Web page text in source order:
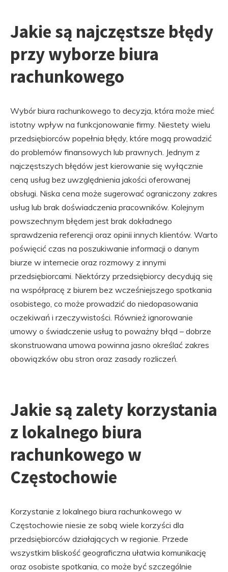
Jakie są najczęstsze błędy
przy wyborze biura
rachunkowego
Wybór biura rachunkowego to decyzja, która może mieć
istotny wpływ na funkcjonowanie firmy. Niestety wielu
przedsiębiorców popełnia błędy, które mogą prowadzić
do problemów finansowych lub prawnych. Jednym z
najczęstszych błędów jest kierowanie się wyłącznie
ceną usług bez uwzględnienia jakości oferowanej
obsługi. Niska cena może sugerować ograniczony zakres
usług lub brak doświadczenia pracowników. Kolejnym
powszechnym błędem jest brak dokładnego
sprawdzenia referencji oraz opinii innych klientów. Warto
poświęcić czas na poszukiwanie informacji o danym
biurze w internecie oraz rozmowy z innymi
przedsiębiorcami. Niektórzy przedsiębiorcy decydują się
na współpracę z biurem bez wcześniejszego spotkania
osobistego, co może prowadzić do niedopasowania
oczekiwań i rzeczywistości. Również ignorowanie
umowy o świadczenie usług to poważny błąd – dobrze
skonstruowana umowa powinna jasno określać zakres
obowiązków obu stron oraz zasady rozliczeń.
Jakie są zalety korzystania
z lokalnego biura
rachunkowego w
Częstochowie
Korzystanie z lokalnego biura rachunkowego w
Częstochowie niesie ze sobą wiele korzyści dla
przedsiębiorców działających w regionie. Przede
wszystkim bliskość geograficzna ułatwia komunikację
oraz osobiste spotkania, co może być szczególnie